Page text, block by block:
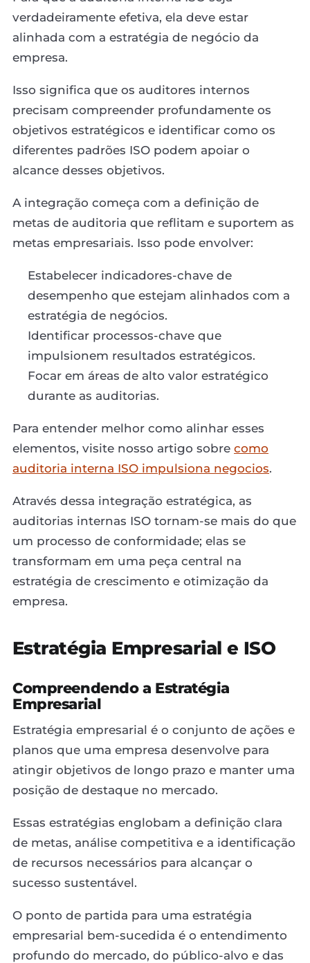
verdadeiramente efetiva, ela deve estar
alinhada com a estratégia de negócio da
empresa.
Isso significa que os auditores internos
precisam compreender profundamente os
objetivos estratégicos e identificar como os
diferentes padrões ISO podem apoiar o
alcance desses objetivos.
A integração começa com a definição de
metas de auditoria que reflitam e suportem as
metas empresariais. Isso pode envolver:
Estabelecer indicadores-chave de
desempenho que estejam alinhados com a
estratégia de negócios.
Identificar processos-chave que
impulsionem resultados estratégicos.
Focar em áreas de alto valor estratégico
durante as auditorias.
Para entender melhor como alinhar esses
elementos, visite nosso artigo sobre como
auditoria interna ISO impulsiona negocios.
Através dessa integração estratégica, as
auditorias internas ISO tornam-se mais do que
um processo de conformidade; elas se
transformam em uma peça central na
estratégia de crescimento e otimização da
empresa.
Estratégia Empresarial e ISO
Compreendendo a Estratégia
Empresarial
Estratégia empresarial é o conjunto de ações e
planos que uma empresa desenvolve para
atingir objetivos de longo prazo e manter uma
posição de destaque no mercado.
Essas estratégias englobam a definição clara
de metas, análise competitiva e a identificação
de recursos necessários para alcançar o
sucesso sustentável.
O ponto de partida para uma estratégia
empresarial bem-sucedida é o entendimento
profundo do mercado, do público-alvo e das